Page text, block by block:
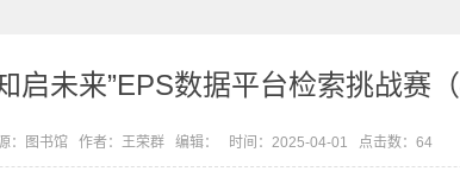
启未来”EPS数据平台检索挑战赛（
：图书馆 作者：王荣群 编辑： 时间：2025-04-01 点击数： 64